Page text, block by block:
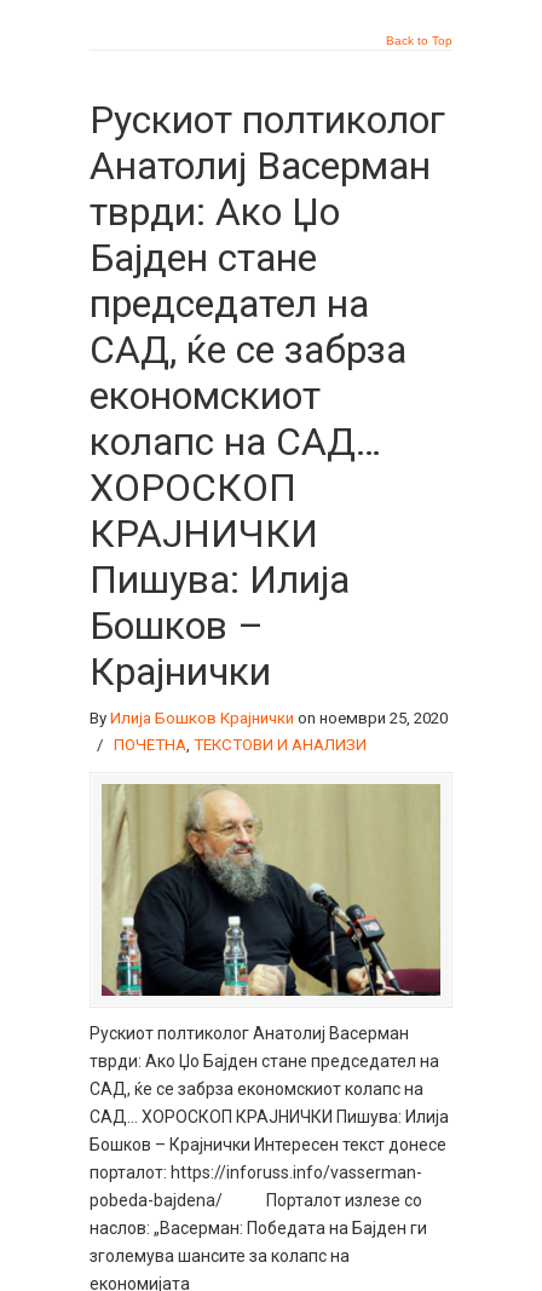
Back to Top
Рускиот полтиколог
Анатолиј Васерман
тврди: Ако Џо
Бајден стане
председател на
САД, ќе се забрза
економскиот
колапс на САД…
ХОРОСКОП
КРАЈНИЧКИ
Пишува: Илија
Бошков –
Крајнички
By Илија Бошков Крајнички on ноември 25, 2020
/ ПОЧЕТНА ТЕКСТОВИ И АНАЛИЗИ
Рускиот полтиколог Анатолиј Васерман
тврди: Ако Џо Бајден стане председател на
САД, ќе се забрза економскиот колапс на
САД… ХОРОСКОП КРАЈНИЧКИ Пишува: Илија
Бошков – Крајнички Интересен текст донесе
порталот: https://inforuss.info/vasserman-
pobeda-bajdena/ Порталот излезе со
наслов: „Васерман: Победата на Бајден ги
зголемува шансите за колапс на
економијата